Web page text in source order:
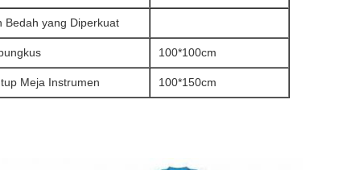
Bedah yang Diperkuat
100*100cm
Meja Instrumen 100*150cm